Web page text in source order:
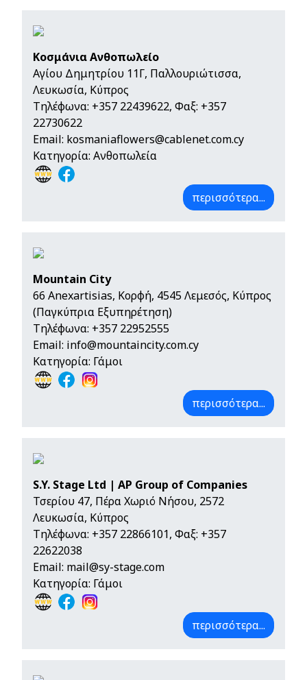
Κοσμάνια Ανθοπωλείο
Αγίου Δημητρίου 11Γ, Παλλουριώτισσα,
Λευκωσία, Κύπρος
Τηλέφωνα: +357 22439622, Φαξ: +357
22730622
Email: kosmaniaflowers@cablenet.com.cy
Κατηγορία: Ανθοπωλεία
περισσότερα...
Mountain City
66 Anexartisias, Κορφή, 4545 Λεμεσός, Κύπρος
(Παγκύπρια Εξυπηρέτηση)
Τηλέφωνα: +357 22952555
Email: info@mountaincity.com.cy
Κατηγορία: Γάμοι
περισσότερα...
S.Y. Stage Ltd | AP Group of Companies
Τσερίου 47, Πέρα Χωριό Νήσου, 2572
Λευκωσία, Κύπρος
Τηλέφωνα: +357 22866101, Φαξ: +357
22622038
Email: mail@sy-stage.com
Κατηγορία: Γάμοι
περισσότερα...